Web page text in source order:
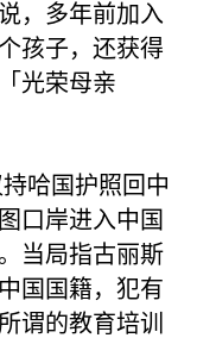
，多年前加入
孩子，还获得
光荣母亲
哈国护照回中
口岸进入中国
当局指古丽斯
国国籍，犯有
谓的教育培训